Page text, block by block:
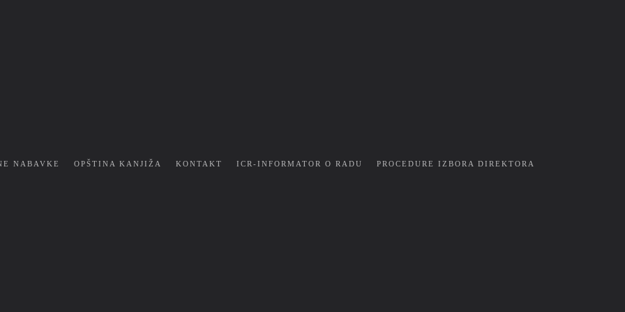
NABAVKE OPŠTINA KANJIŽA KONTAKT ICR-INFORMATOR O RADU PROCEDURE IZBORA DIREKTORA